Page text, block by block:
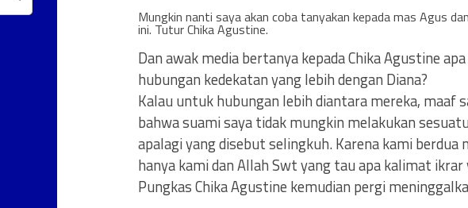
Mungkin nanti saya akan coba tanyakan kepada mas Agus
ini. Tutur Chika Agustine.
Dan awak media bertanya kepada Chika Agustine
hubungan kedekatan yang lebih dengan Diana?
Kalau untuk hubungan lebih diantara mereka, maaf
bahwa suami saya tidak mungkin melakukan
apalagi yang disebut selingkuh. Karena kami
hanya kami dan Allah Swt yang tau apa kalimat
Pungkas Chika Agustine kemudian pergi